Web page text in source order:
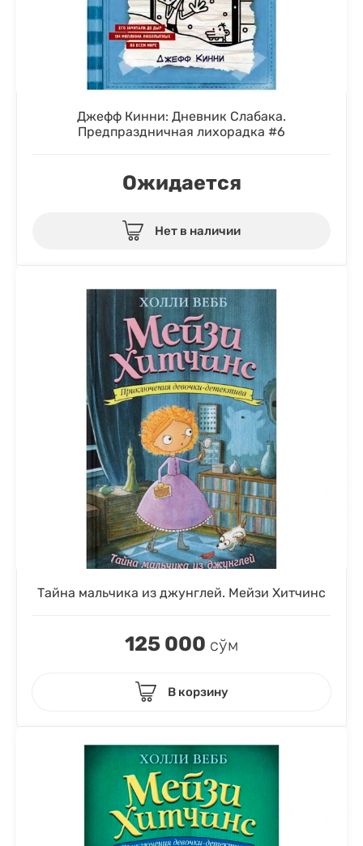
Джефф Кинни: Дневник Слабака.
Предпраздничная лихорадка #6
Ожидается
Нет в наличии
Тайна мальчика из джунглей. Мейзи Хитчинс
125 000 сўм
В корзину